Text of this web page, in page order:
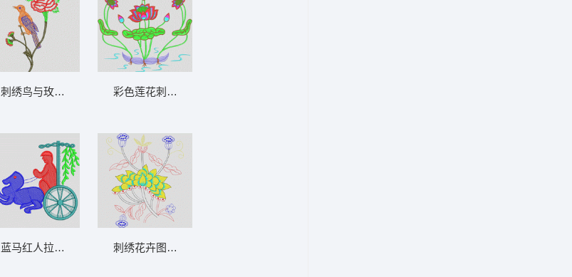
刺绣鸟与玫瑰花图案 鸟
蓝马红人拉车图 中国古代马车
彩色莲花刺绣图案 荷花
刺绣花卉图案设计 荷花